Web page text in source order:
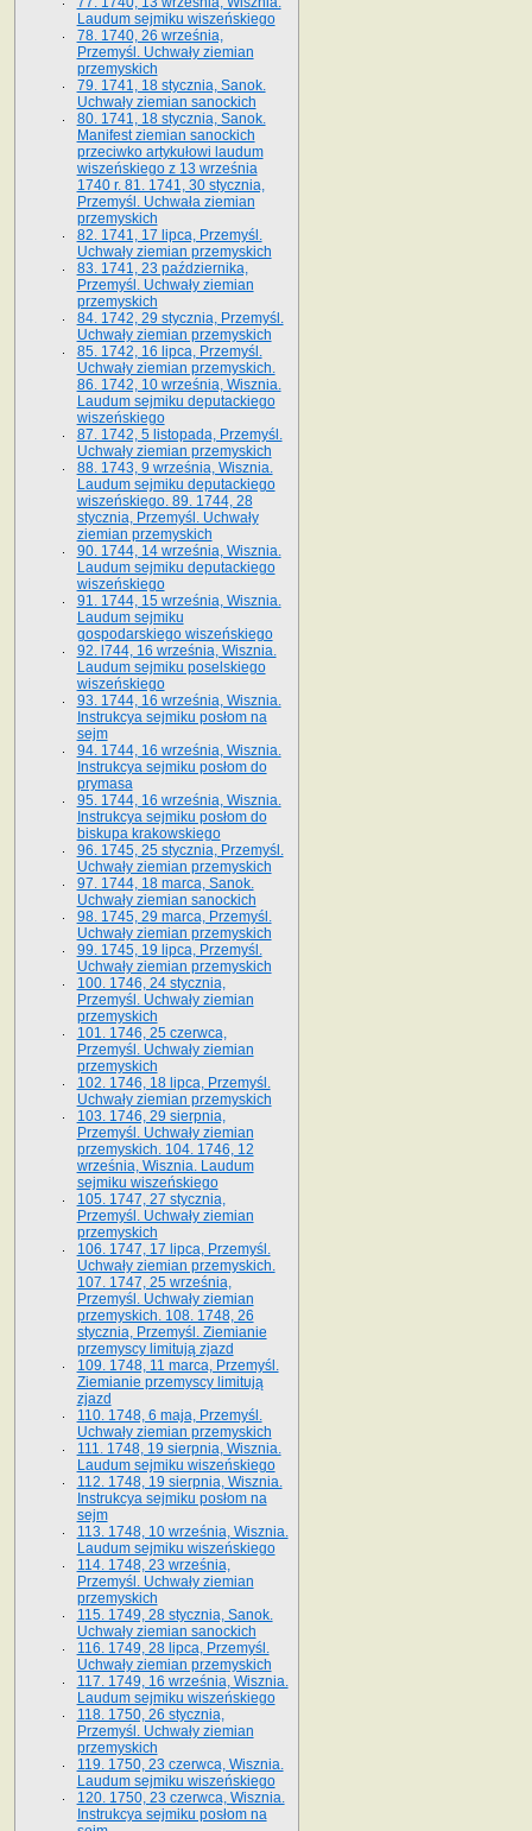
Laudum sejmiku wiszeńskiego
78. 1740, 26 września,
Przemyśl. Uchwały ziemian
przemyskich
79. 1741, 18 stycznia, Sanok.
Uchwały ziemian sanockich
80. 1741, 18 stycznia, Sanok.
Manifest ziemian sanockich
przeciwko artykułowi laudum
wiszeńskiego z 13 wrze­śnia
1740 r. 81. 1741, 30 stycznia,
Przemyśl. Uchwała ziemian
przemyskich
82. 1741, 17 lipca, Przemyśl.
Uchwały ziemian przemyskich
83. 1741, 23 października,
Przemyśl. Uchwały ziemian
przemyskich
84. 1742, 29 stycznia, Przemyśl.
Uchwały ziemian przemyskich
85. 1742, 16 lipca, Przemyśl.
Uchwały ziemian przemyskich.
86. 1742, 10 września, Wisznia.
Laudum sejmiku deputackiego
wiszeńskiego
87. 1742, 5 listopada, Przemyśl.
Uchwały ziemian przemyskich
88. 1743, 9 września, Wisznia.
Laudum sejmiku deputackiego
wiszeńskiego. 89. 1744, 28
stycznia, Przemyśl. Uchwały
ziemian przemyskich
90. 1744, 14 września, Wisznia.
Laudum sejmiku deputackiego
wiszeńskiego
91. 1744, 15 września, Wisznia.
Laudum sejmiku
gospodarskiego wiszeńskiego
92. l744, 16 września, Wisznia.
Laudum sejmiku poselskiego
wiszeńskiego
93. 1744, 16 września, Wisznia.
Instrukcya sejmiku posłom na
sejm
94. 1744, 16 września, Wisznia.
Instrukcya sejmiku posłom do
prymasa
95. 1744, 16 września, Wisznia.
Instrukcya sejmiku posłom do
biskupa krakowskiego
96. 1745, 25 stycznia, Przemyśl.
Uchwały ziemian przemyskich
97. 1744, 18 marca, Sanok.
Uchwały ziemian sanockich
98. 1745, 29 marca, Przemyśl.
Uchwały ziemian przemyskich
99. 1745, 19 lipca, Przemyśl.
Uchwały ziemian przemyskich
100. 1746, 24 stycznia,
Przemyśl. Uchwały ziemian
przemyskich
101. 1746, 25 czerwca,
Przemyśl. Uchwały ziemian
przemyskich
102. 1746, 18 lipca, Przemyśl.
Uchwały ziemian przemyskich
103. 1746, 29 sierpnia,
Przemyśl. Uchwały ziemian
przemyskich. 104. 1746, 12
września, Wisznia. Laudum
sejmiku wiszeńskiego
105. 1747, 27 stycznia,
Przemyśl. Uchwały ziemian
przemyskich
106. 1747, 17 lipca, Przemyśl.
Uchwały ziemian przemyskich.
107. 1747, 25 września,
Przemyśl. Uchwały ziemian
przemyskich. 108. 1748, 26
stycznia, Przemyśl. Ziemianie
przemyscy limitują zjazd
109. 1748, 11 marca, Przemyśl.
Ziemianie przemyscy limitują
zjazd
110. 1748, 6 maja, Przemyśl.
Uchwały ziemian przemyskich
111. 1748, 19 sierpnia, Wisznia.
Laudum sejmiku wiszeńskiego
112. 1748, 19 sierpnia, Wisznia.
Instrukcya sejmiku posłom na
sejm
113. 1748, 10 września, Wisznia.
Laudum sejmiku wiszeńskiego
114. 1748, 23 września,
Przemyśl. Uchwały ziemian
przemyskich
115. 1749, 28 stycznia, Sanok.
Uchwały ziemian sanockich
116. 1749, 28 lipca, Przemyśl.
Uchwały ziemian przemyskich
117. 1749, 16 września, Wisznia.
Laudum sejmiku wiszeńskiego
118. 1750, 26 stycznia,
Przemyśl. Uchwały ziemian
przemyskich
119. 1750, 23 czerwca, Wisznia.
Laudum sejmiku wiszeńskiego
120. 1750, 23 czerwca, Wisznia.
Instrukcya sejmiku posłom na